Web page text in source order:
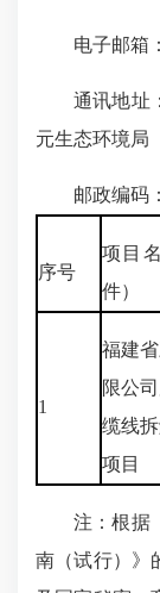
电子邮箱
通讯地址
元生态环境局
邮政编码
序号
项目
件）
1
福建
限公
缆线
项目
注：根据
南（试行）》